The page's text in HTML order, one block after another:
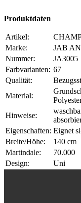
Produktdaten
Artikel:
Marke:
JAB
Nummer:
JA3005
Farbvarianten: 67
Qualität:
Material:
Hinweise:
Eigenschaften: Eignet
Breite/Höhe:
140 cm
Martindale:
70.000
Design:
Uni